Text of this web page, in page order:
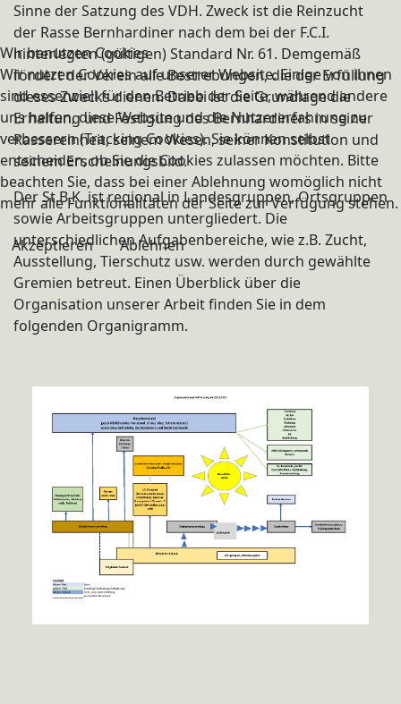
Sinne der Satzung des VDH. Zweck ist die Reinzucht
der Rasse Bernhardiner nach dem bei der F.C.I.
hinterlegten (gültigen) Standard Nr. 61. Demgemäß
fördert der Verein alle Bestrebungen, die der Erfüllung
dieses Zwecks dienen. Dabei ist die Grundlage die
Erhaltung und Festigung des Bernhardiners in seiner
Rassereinheit, seinem Wesen, seiner Konstitution und
seinem Erscheinungsbild.
Der St.B.K. ist regional in Landesgruppen, Ortsgruppen
sowie Arbeitsgruppen untergliedert. Die
unterschiedlichen Aufgabenbereiche, wie z.B. Zucht,
Ausstellung, Tierschutz usw. werden durch gewählte
Gremien betreut. Einen Überblick über die
Organisation unserer Arbeit finden Sie in dem
folgenden Organigramm.
Wir benutzen Cookies
Wir nutzen Cookies auf unserer Website. Einige von ihnen
sind essenziell für den Betrieb der Seite, während andere
uns helfen, diese Website und die Nutzererfahrung zu
verbessern (Tracking Cookies). Sie können selbst
entscheiden, ob Sie die Cookies zulassen möchten. Bitte
beachten Sie, dass bei einer Ablehnung womöglich nicht
mehr alle Funktionalitäten der Seite zur Verfügung stehen.
Akzeptieren Ablehnen